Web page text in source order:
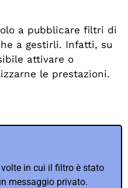
a pubblicare filtri di
a gestirli. Infatti, su
attivare o
le prestazioni.
in cui il filtro è stato
messaggio privato.